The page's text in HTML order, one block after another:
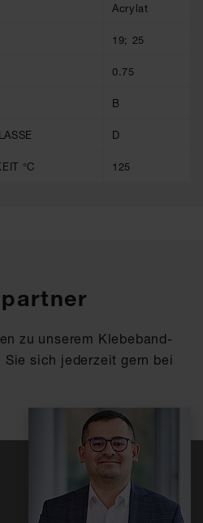
Acrylat
19; 25
0.75
B
D
°C 125
zu unserem Klebeband-
Sie sich jederzeit gern bei